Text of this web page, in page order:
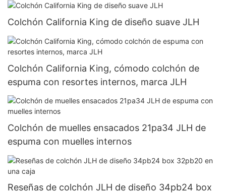
Colchón California King de diseño suave JLH
Colchón California King, cómodo colchón de
espuma con resortes internos, marca JLH
Colchón de muelles ensacados 21pa34 JLH de
espuma con muelles internos
Reseñas de colchón JLH de diseño 34pb24 box